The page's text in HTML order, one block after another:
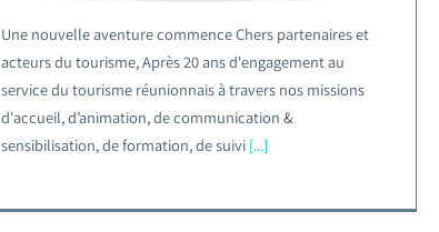
Une nouvelle aventure commence Chers partenaires et
acteurs du tourisme, Après 20 ans d'engagement au
service du tourisme réunionnais à travers nos missions
d'accueil, d’animation, de communication &
sensibilisation, de formation, de suivi [...]